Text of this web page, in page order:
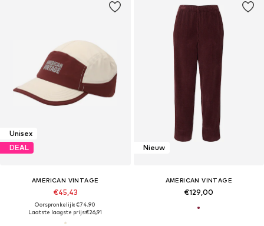
Unisex
DEAL
AMERICAN VINTAGE
€45,43
Oorspronkelijk: €74,90
Laatste laagste prijs:€26,91
Nieuw
AMERICAN VINTAGE
€129,00